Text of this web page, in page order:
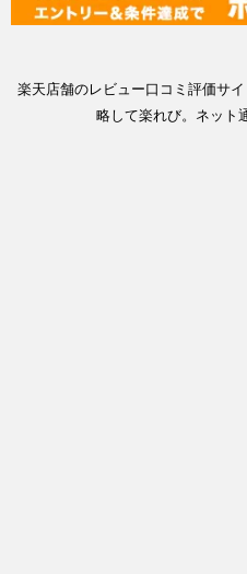
楽天店舗のレビュー口コミ評価サ
略して楽れび。ネット